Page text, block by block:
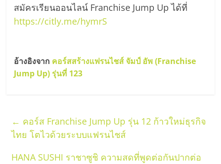
สมัครเรียนออนไลน์ Franchise Jump Up ได้ที่
https://citly.me/hymrS
อ้างอิงจาก คอร์สสร้างแฟรนไชส์ จัมป์ อัพ (Franchise
Jump Up) รุ่นที่ 123
← คอร์ส Franchise Jump Up รุ่น 12 ก้าวใหม่ธุรกิจ
ไทย โตไวด้วยระบบแฟรนไชส์
HANA SUSHI ราชาซูชิ ความสดที่พูดต่อกันปากต่อ